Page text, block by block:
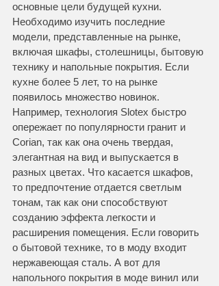
основные цели будущей кухни.
Необходимо изучить последние
модели, представленные на рынке,
включая шкафы, столешницы, бытовую
технику и напольные покрытия. Если
кухне более 5 лет, то на рынке
появилось множество новинок.
Например, технология Slotex быстро
опережает по популярности гранит и
Corian, так как она очень твердая,
элегантная на вид и выпускается в
разных цветах. Что касается шкафов,
то предпочтение отдается светлым
тонам, так как они способствуют
созданию эффекта легкости и
расширения помещения. Если говорить
о бытовой технике, то в моду входит
нержавеющая сталь. А вот для
напольного покрытия в моде винил или